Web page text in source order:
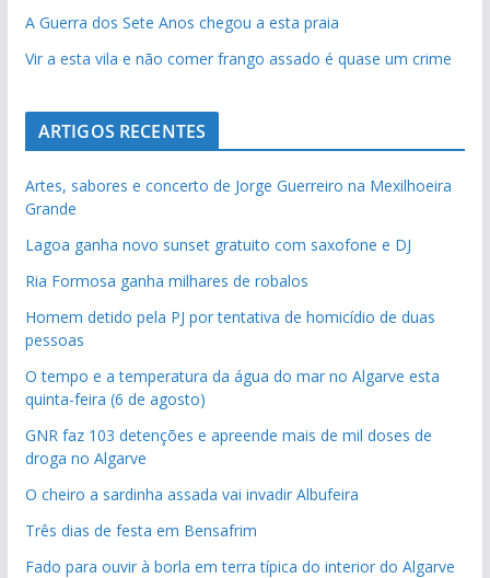
A Guerra dos Sete Anos chegou a esta praia
Vir a esta vila e não comer frango assado é quase um crime
ARTIGOS RECENTES
Artes, sabores e concerto de Jorge Guerreiro na Mexilhoeira
Grande
Lagoa ganha novo sunset gratuito com saxofone e DJ
Ria Formosa ganha milhares de robalos
Homem detido pela PJ por tentativa de homicídio de duas
pessoas
O tempo e a temperatura da água do mar no Algarve esta
quinta-feira (6 de agosto)
GNR faz 103 detenções e apreende mais de mil doses de
droga no Algarve
O cheiro a sardinha assada vai invadir Albufeira
Três dias de festa em Bensafrim
Fado para ouvir à borla em terra típica do interior do Algarve